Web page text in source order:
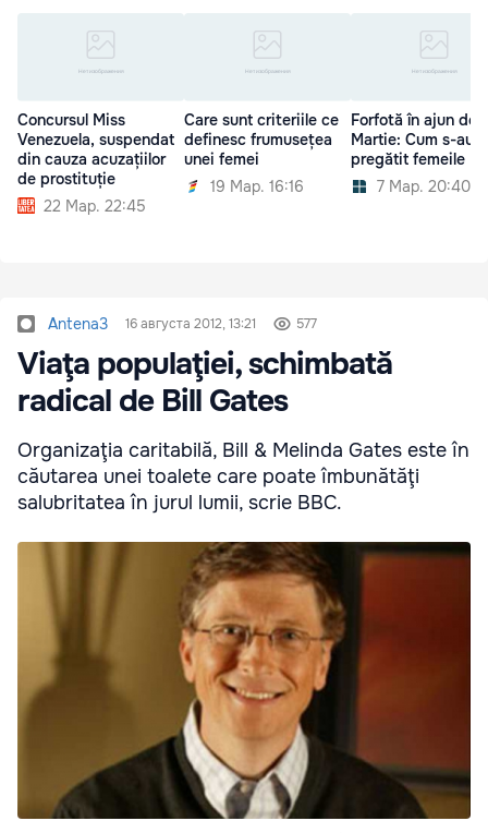
Concursul Miss
Venezuela, suspendat
din cauza acuzațiilor
de prostituție
22 Мар. 22:45
Care sunt criteriile ce
definesc frumusețea
unei femei
19 Мар. 16:16
Forfotă în ajun de
Martie: Cum s-au
pregătit femeile
7 Мар. 20:40
Antena3 16 августа 2012, 13:21 577
Viaţa populaţiei, schimbată
radical de Bill Gates
Organizaţia caritabilă, Bill & Melinda Gates este în
căutarea unei toalete care poate îmbunătăţi
salubritatea în jurul lumii, scrie BBC.